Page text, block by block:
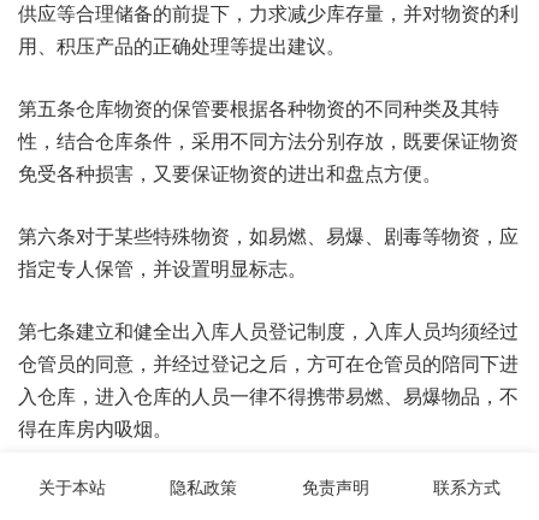
供应等合理储备的前提下，力求减少库存量，并对物资的利
用、积压产品的正确处理等提出建议。
第五条仓库物资的保管要根据各种物资的不同种类及其特
性，结合仓库条件，采用不同方法分别存放，既要保证物资
免受各种损害，又要保证物资的进出和盘点方便。
第六条对于某些特殊物资，如易燃、易爆、剧毒等物资，应
指定专人保管，并设置明显标志。
第七条建立和健全出入库人员登记制度，入库人员均须经过
仓管员的同意，并经过登记之后，方可在仓管员的陪同下进
入仓库，进入仓库的人员一律不得携带易燃、易爆物品，不
得在库房内吸烟。
第八条仓管员应严格执行安全工作规定，切实做好防火、防
关于本站 隐私政策 免责声明 联系方式